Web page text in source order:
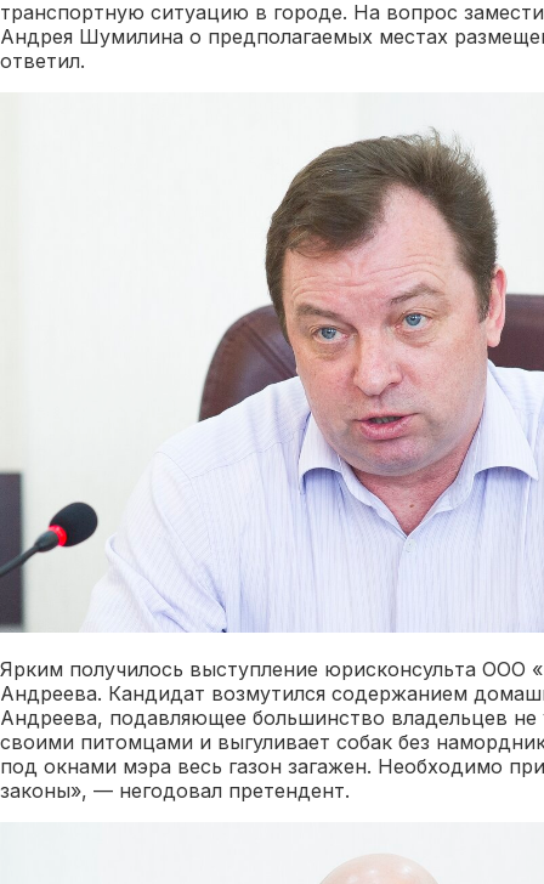
транспортную ситуацию в городе. На вопрос
Андрея Шумилина о предполагаемых местах
ответил.
Ярким получилось выступление юрисконсульта ООО
Андреева. Кандидат возмутился содержанием
Андреева, подавляющее большинство владельцев не
своими питомцами и выгуливает собак без
под окнами мэра весь газон загажен. Необходимо
законы», — негодовал претендент.